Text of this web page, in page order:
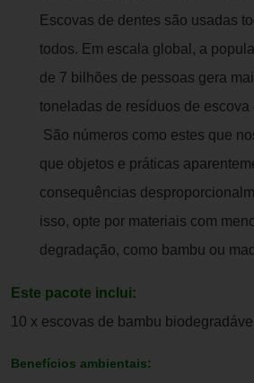
Escovas de dentes são usadas
todos. Em escala global, a
de 7 bilhões de pessoas gera
toneladas de resíduos de escova
São números como estes que
que objetos e práticas
consequências
isso, opte por materiais com
degradação, como bambu ou
Este pacote inclui:
10 x escovas de bambu
Benefícios ambientais: